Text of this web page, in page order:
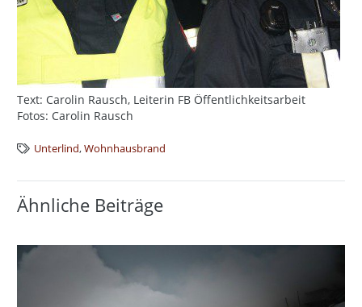
Text: Carolin Rausch, Leiterin FB Öffentlichkeitsarbeit
Fotos: Carolin Rausch
Unterlind,Wohnhausbrand
Ähnliche Beiträge